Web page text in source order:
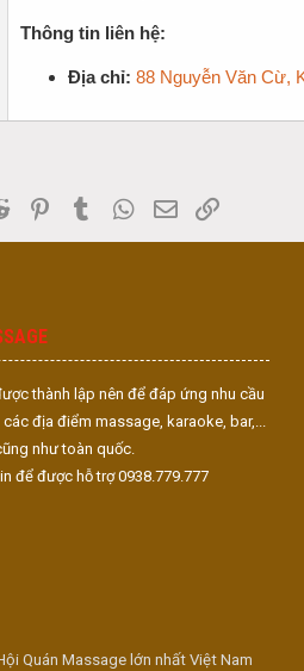
Thông tin liên hệ:
Địa chỉ: 88 Nguyễn Văn Cừ,
Reddit PinterestTumblr WhatsApp
Email
thành lập nên để đáp ứng nhu cầu
địa điểm massage, karaoke, bar,...
như toàn quốc.
để được hỗ trợ 0938.779.777
Quán Massage lớn nhất Việt Nam